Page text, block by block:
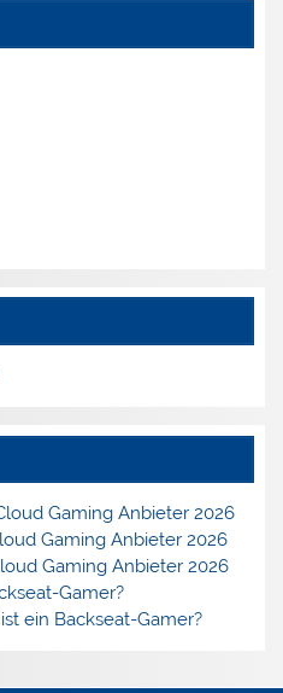
Gaming Anbieter 2026
Gaming Anbieter 2026
Gaming Anbieter 2026
Gamer?
ein Backseat-Gamer?